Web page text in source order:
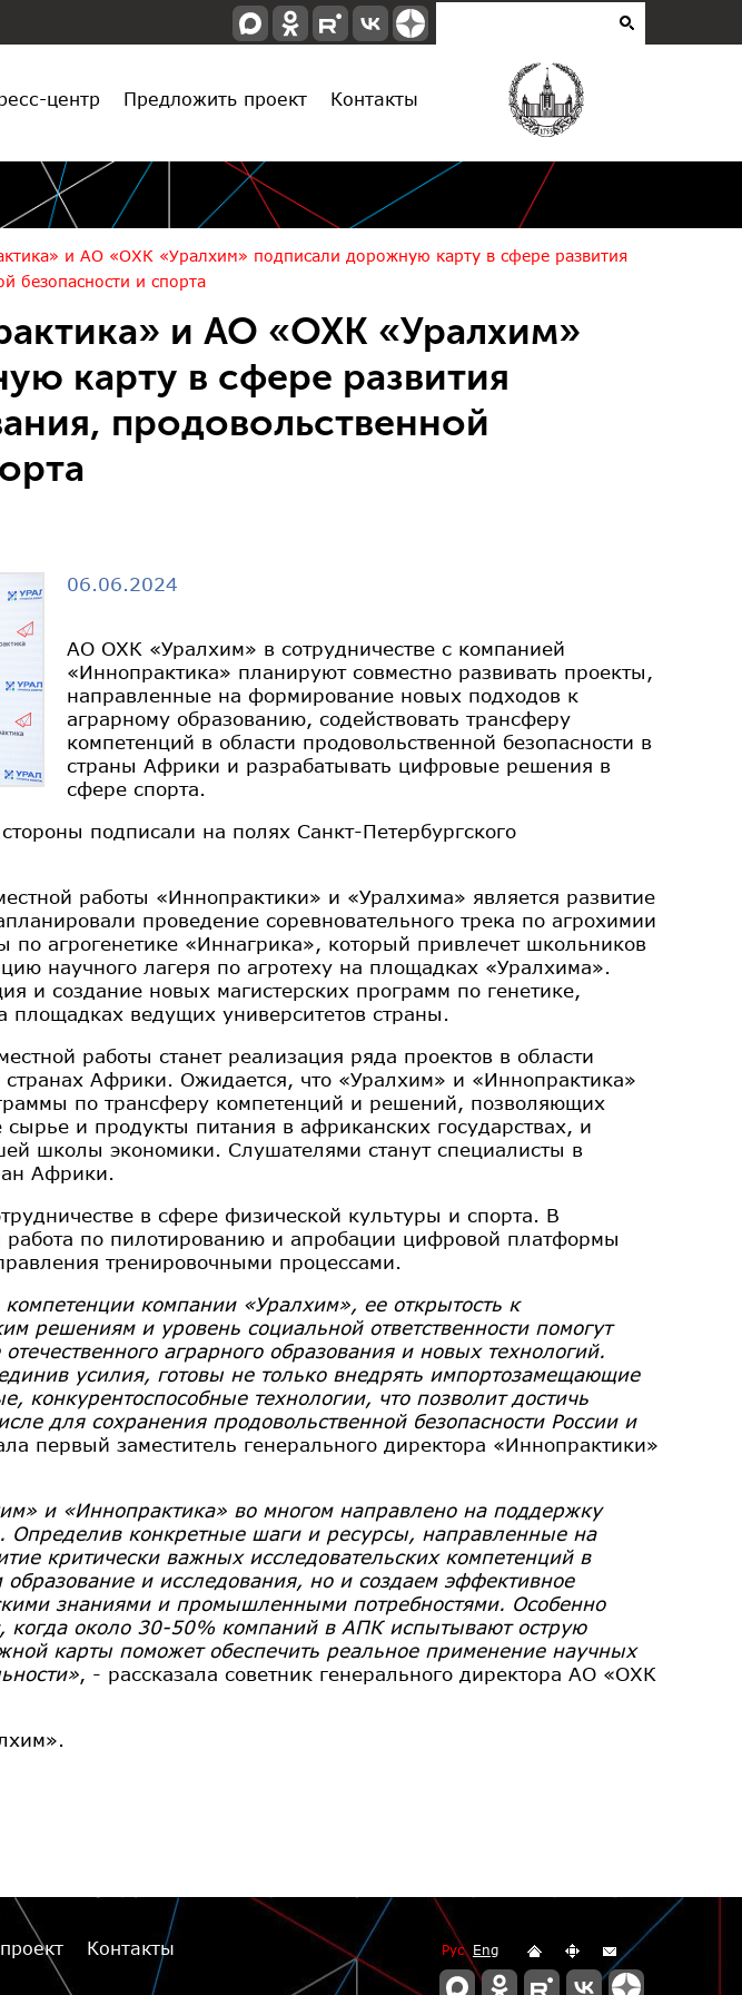
центр Предложить проект Контакты
и АО «ОХК «Уралхим» подписали дорожную карту в сфере развития
безопасности и спорта
и АО «ОХК «Уралхим»
карту в сфере развития
продовольственной
06.06.2024
АО ОХК «Уралхим» в сотрудничестве с компанией
«Иннопрактика» планируют совместно развивать проекты,
направленные на формирование новых подходов к
аграрному образованию, содействовать трансферу
компетенций в области продовольственной безопасности в
страны Африки и разрабатывать цифровые решения в
сфере спорта.
подписали на полях Санкт-Петербургского
работы «Иннопрактики» и «Уралхима» является развитие
проведение соревновательного трека по агрохимии
по агрогенетике «Иннагрика», который привлечет школьников
научного лагеря по агротеху на площадках «Уралхима».
и создание новых магистерских программ по генетике,
площадках ведущих университетов страны.
работы станет реализация ряда проектов в области
странах Африки. Ожидается, что «Уралхим» и «Иннопрактика»
по трансферу компетенций и решений, позволяющих
сырье и продукты питания в африканских государствах, и
школы экономики. Слушателями станут специалисты в
Африки.
в сфере физической культуры и спорта. В
работа по пилотированию и апробации цифровой платформы
тренировочными процессами.
компании «Уралхим», ее открытость к
решениям и уровень социальной ответственности помогут
аграрного образования и новых технологий.
усилия, готовы не только внедрять импортозамещающие
конкурентоспособные технологии, что позволит достичь
для сохранения продовольственной безопасности России и
первый заместитель генерального директора «Иннопрактики»
и «Иннопрактика» во многом направлено на поддержку
Определив конкретные шаги и ресурсы, направленные на
критически важных исследовательских компетенций в
и исследования, но и создаем эффективное
знаниями и промышленными потребностями. Особенно
когда около 30-50% компаний в АПК испытывают острую
карты поможет обеспечить реальное применение научных
, - рассказала советник генерального директора АО «ОХК
Контакты Рус Eng